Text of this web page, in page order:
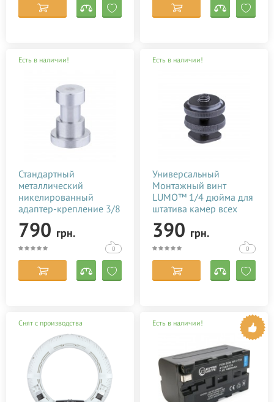
Есть в наличии!
Стандартный
металлический
никелированный
адаптер-крепление 3/8
дюйма для штатива
790 грн.
0
Есть в наличии!
Универсальный
Монтажный винт
LUMO™ 1/4 дюйма для
штатива камер всех
видов
390 грн.
0
Снят с производства Есть в наличии!